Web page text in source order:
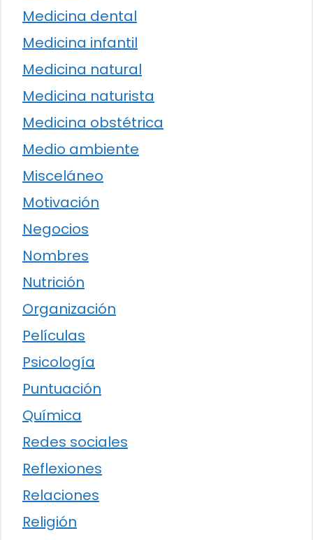
Medicina dental
Medicina infantil
Medicina natural
Medicina naturista
Medicina obstétrica
Medio ambiente
Misceláneo
Motivación
Negocios
Nombres
Nutrición
Organización
Películas
Psicología
Puntuación
Química
Redes sociales
Reflexiones
Relaciones
Religión